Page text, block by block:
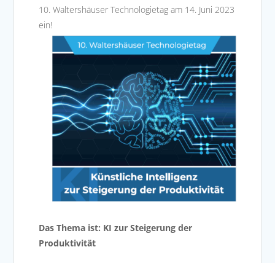
10. Waltershäuser Technologietag am 14. Juni 2023
ein!
Das Thema ist: KI zur Steigerung der
Produktivität